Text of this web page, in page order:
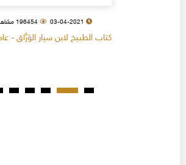
03-04-2021 196454 مشاهدة
كتاب الطبيخ لابن سيار الوَرَّاق - عام 940م